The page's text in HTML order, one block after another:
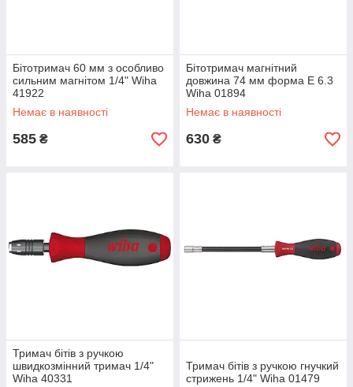
Бітотримач 60 мм з особливо
сильним магнітом 1/4" Wiha
41922
Немає в наявності
585 ₴
Бітотримач магнітний
довжина 74 мм форма E 6.3
Wiha 01894
Немає в наявності
630 ₴
Тримач бітів з ручкою
швидкозмінний тримач 1/4"
Wiha 40331
Тримач бітів з ручкою гнучкий
стрижень 1/4" Wiha 01479